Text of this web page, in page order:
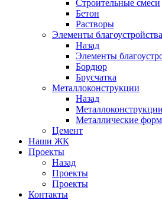
Строительные смеси
Бетон
Растворы
Элементы благоустройства
Назад
Элементы
Бордюр
Брусчатка
Металлоконструкции
Назад
Металлоконструкции
Металлические
Цемент
Наши ЖК
Проекты
Назад
Проекты
Проекты
Контакты